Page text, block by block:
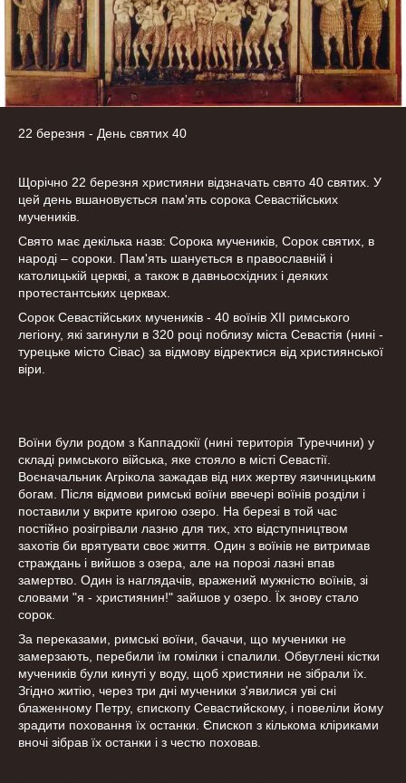
22 березня - День святих 40
Щорічно 22 березня християни відзначать свято 40 святих. У
цей день вшановується пам'ять сорока Севастійських
мучеників.
Свято має декілька назв: Сорока мучеників, Сорок святих, в
народі – сороки. Пам'ять шанується в православній і
католицькій церкві, а також в давньосхідних і деяких
протестантських церквах.
Сорок Севастійських мучеників - 40 воїнів XII римського
легіону, які загинули в 320 році поблизу міста Севастія (нині -
турецьке місто Сівас) за відмову відректися від християнської
віри.
Воїни були родом з Каппадокії (нині територія Туреччини) у
складі римського війська, яке стояло в місті Севастії.
Воєначальник Агрікола зажадав від них жертву язичницьким
богам. Після відмови римські воїни ввечері воїнів розділи і
поставили у вкрите кригою озеро. На березі в той час
постійно розігрівали лазню для тих, хто відступництвом
захотів би врятувати своє життя. Один з воїнів не витримав
страждань і вийшов з озера, але на порозі лазні впав
замертво. Один із наглядачів, вражений мужністю воїнів, зі
словами "я - християнин!" зайшов у озеро. Їх знову стало
сорок.
За переказами, римські воїни, бачачи, що мученики не
замерзають, перебили їм гомілки і спалили. Обвуглені кістки
мучеників були кинуті у воду, щоб християни не зібрали їх.
Згідно житію, через три дні мученики з'явилися уві сні
блаженному Петру, єпископу Севастийскому, і повеліли йому
зрадити поховання їх останки. Єпископ з кількома кліриками
вночі зібрав їх останки і з честю поховав.